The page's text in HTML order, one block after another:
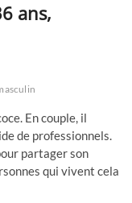
ans,
En couple, il
de professionnels.
partager son
qui vivent cela